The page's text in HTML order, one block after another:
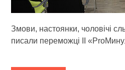
Змови, настоянки, чоловічі
писали переможці ІІ